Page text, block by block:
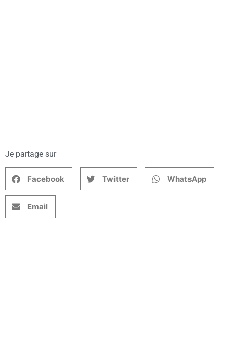
Je partage sur
Facebook Twitter WhatsApp
Email